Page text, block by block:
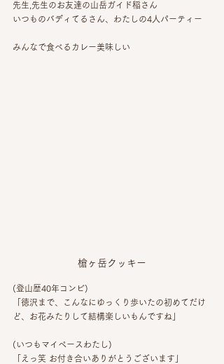
先生,先生のお友達の山岳ガイド稲さん
いつものバディてるさん、わたしの4人パーティー
みんなで食べるカレー美味しい
槍ヶ岳クッキー
(登山歴40年コンビ)
「徳沢まで、こんなにゆっくり歩いたの初めてだけ
ど、お花みたりして結構楽しいもんですね」
(いつもマイペースわたし)
「えっ笑 お付き合いありがとうございます」